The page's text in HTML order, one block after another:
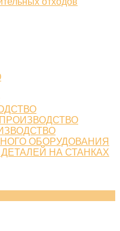
ОБОРУДОВАНИЯ
НА СТАНКАХ